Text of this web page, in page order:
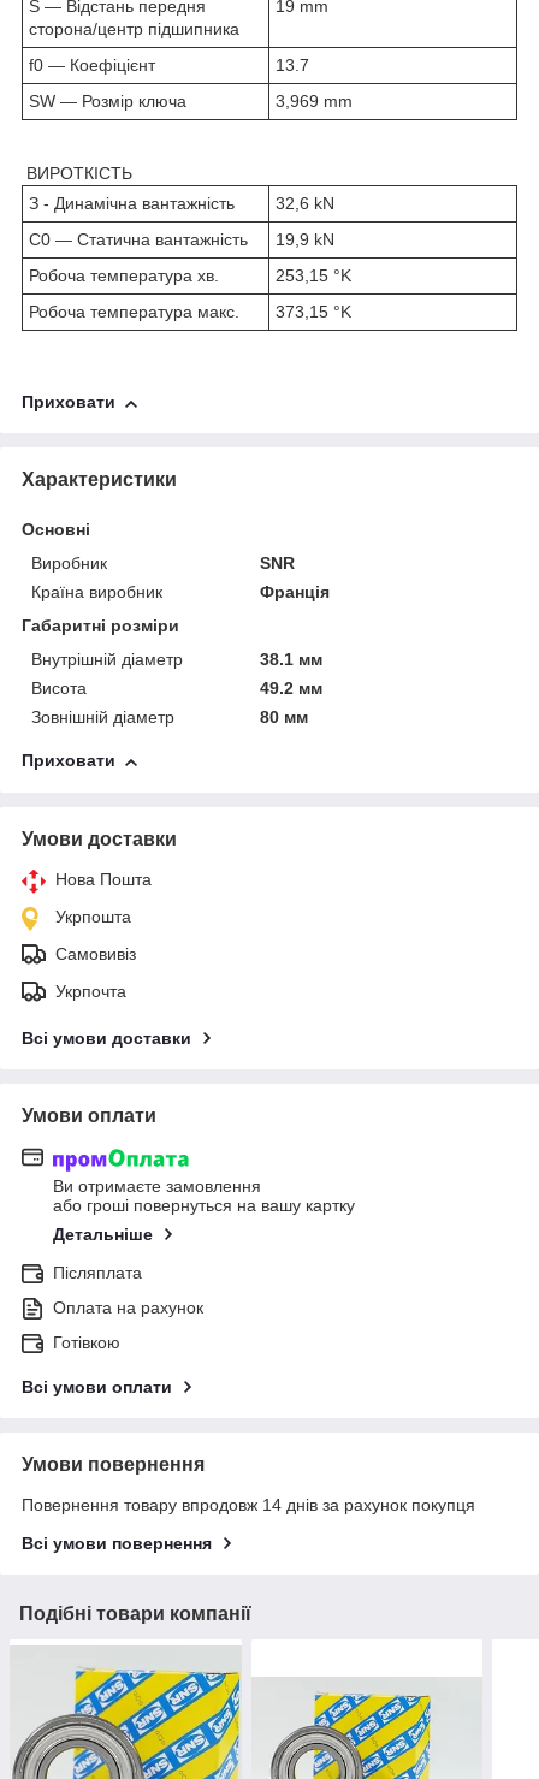
S — Відстань передня
сторона/центр підшипника
19 mm
f0 — Коефіцієнт
13.7
SW — Розмір ключа
3,969 mm
ВИРОТКІСТЬ
З - Динамічна вантажність
32,6 kN
C0 — Статична вантажність
19,9 kN
Робоча температура хв.
253,15 °K
Робоча температура макс.
373,15 °K
Приховати
Характеристики
Основні
Виробник
SNR
Країна виробник
Франція
Габаритні розміри
Внутрішній діаметр
38.1 мм
Висота
49.2 мм
Зовнішній діаметр
80 мм
Приховати
Умови доставки
Нова Пошта
Укрпошта
Самовивіз
Укрпочта
Всі умови доставки
Умови оплати
Ви отримаєте замовлення
або гроші повернуться на вашу картку
Детальніше
Післяплата
Оплата на рахунок
Готівкою
Всі умови оплати
Умови повернення
Повернення товару впродовж 14 днів за рахунок покупця
Всі умови повернення
Подібні товари компанії